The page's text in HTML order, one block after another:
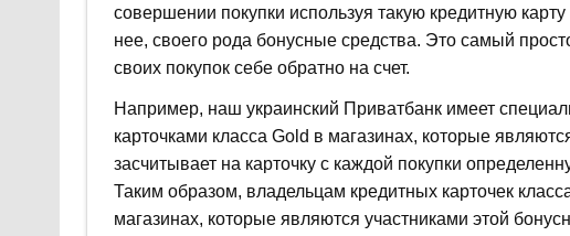
совершении покупки используя такую кредитную
нее, своего рода бонусные средства. Это самый
своих покупок себе обратно на счет.
Например, наш украинский Приватбанк имеет
карточками класса Gold в магазинах, которые
засчитывает на карточку с каждой покупки
Таким образом, владельцам кредитных карточек
магазинах, которые являются участниками этой